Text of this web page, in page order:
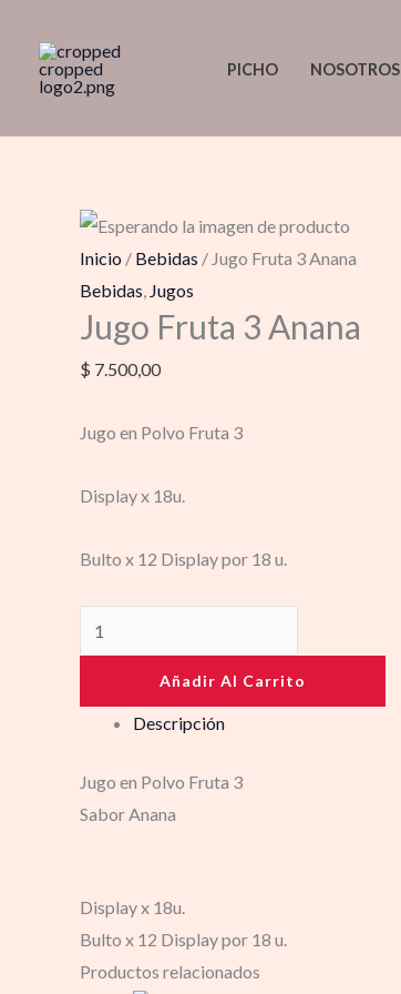
contenido
PICHO NOSOTROS
Inicio / Bebidas / Jugo Fruta 3 Anana
Bebidas, Jugos
Jugo Fruta 3 Anana
$ 7.500,00
Jugo en Polvo Fruta 3
Display x 18u.
Bulto x 12 Display por 18 u.
Fruta
3
cantidad
Añadir Al Carrito
Descripción
Jugo en Polvo Fruta 3
Sabor Anana
Display x 18u.
Bulto x 12 Display por 18 u.
Productos relacionados